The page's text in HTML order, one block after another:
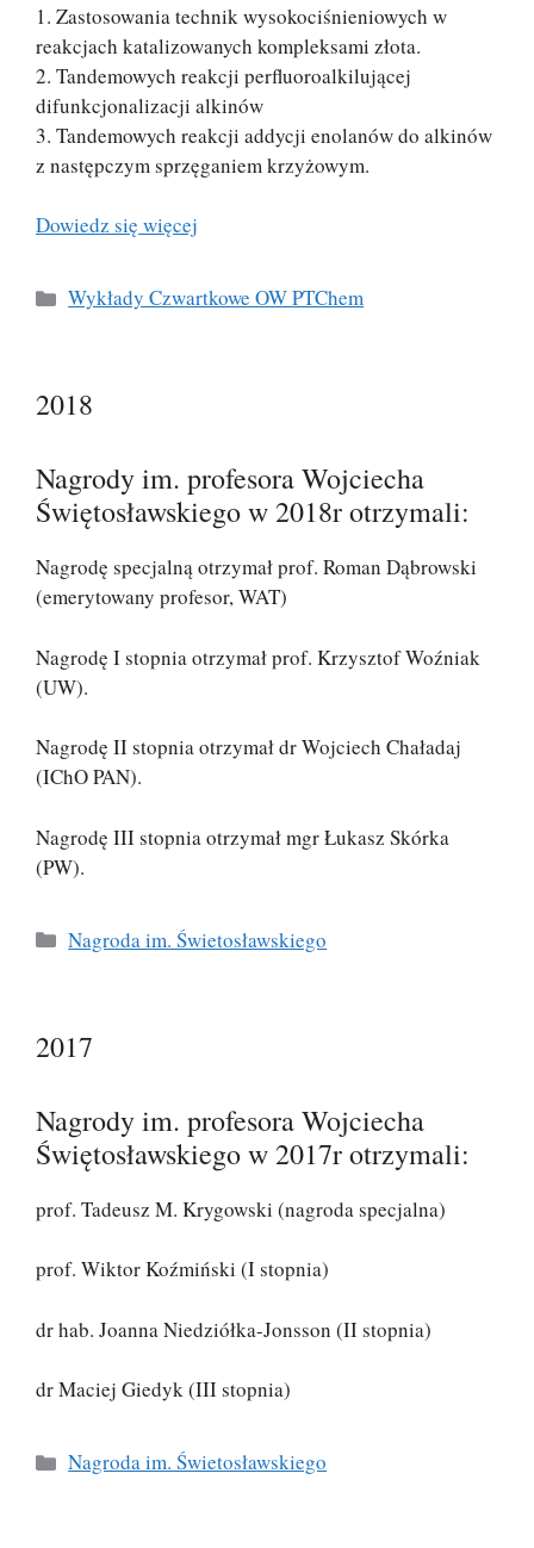
1. Zastosowania technik wysokociśnieniowych w
reakcjach katalizowanych kompleksami złota.
2. Tandemowych reakcji perfluoroalkilującej
difunkcjonalizacji alkinów
3. Tandemowych reakcji addycji enolanów do alkinów
z następczym sprzęganiem krzyżowym.
Dowiedz się więcej
Kategorie
Wykłady Czwartkowe OW PTChem
2018
Nagrody im. profesora Wojciecha
Świętosławskiego w 2018r otrzymali:
Nagrodę specjalną otrzymał prof. Roman Dąbrowski
(emerytowany profesor, WAT)
Nagrodę I stopnia otrzymał prof. Krzysztof Woźniak
(UW).
Nagrodę II stopnia otrzymał dr Wojciech Chaładaj
(IChO PAN).
Nagrodę III stopnia otrzymał mgr Łukasz Skórka
(PW).
Kategorie
Nagroda im. Świetosławskiego
2017
Nagrody im. profesora Wojciecha
Świętosławskiego w 2017r otrzymali:
prof. Tadeusz M. Krygowski (nagroda specjalna)
prof. Wiktor Koźmiński (I stopnia)
dr hab. Joanna Niedziółka-Jonsson (II stopnia)
dr Maciej Giedyk (III stopnia)
Kategorie
Nagroda im. Świetosławskiego